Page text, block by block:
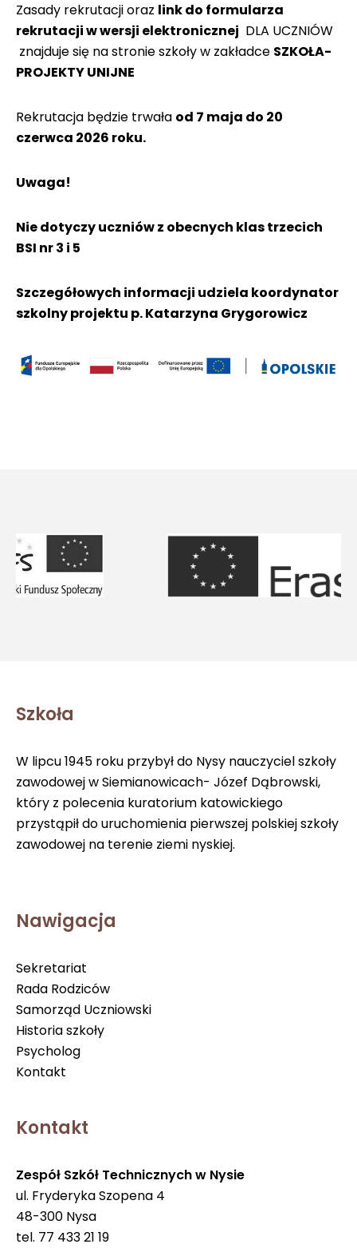
Zasady rekrutacji oraz link do formularza
rekrutacji w wersji elektronicznej DLA UCZNIÓW
znajduje się na stronie szkoły w zakładce SZKOŁA-
PROJEKTY UNIJNE
Rekrutacja będzie trwała od 7 maja do 20
czerwca 2026 roku.
Uwaga!
Nie dotyczy uczniów z obecnych klas trzecich
BSI nr 3 i 5
Szczegółowych informacji udziela koordynator
szkolny projektu p. Katarzyna Grygorowicz
Szkoła
W lipcu 1945 roku przybył do Nysy nauczyciel szkoły
zawodowej w Siemianowicach- Józef Dąbrowski,
który z polecenia kuratorium katowickiego
przystąpił do uruchomienia pierwszej polskiej szkoły
zawodowej na terenie ziemi nyskiej.
Nawigacja
Sekretariat
Rada Rodziców
Samorząd Uczniowski
Historia szkoły
Psycholog
Kontakt
Kontakt
Zespół Szkół Technicznych w Nysie
ul. Fryderyka Szopena 4
48-300 Nysa
tel. 77 433 21 19